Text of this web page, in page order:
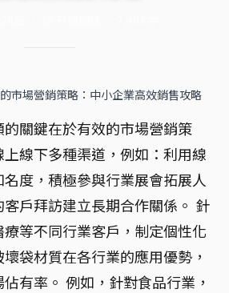
市場營銷策略：中小企業高效銷售攻略
關鍵在於有效的市場營銷策
線下多種渠道，例如：利用線
名度，積極參與行業展會拓展人
戶拜訪建立長期合作關係。 針
等不同行業客戶，制定個性化
袋材質在各行業的應用優勢，
有率。 例如，針對食品行業，